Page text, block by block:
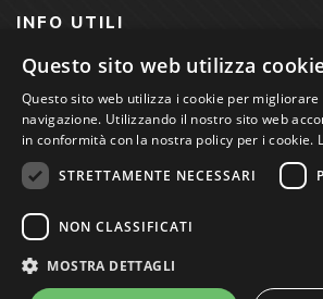
INFO UTILI
CONDIZIONI DI VENDITA
PRIVACY POLICY
COOKIE POLICY
Studio Bibliografico Scriptorium
nr. 01744000207
Questo sito web utilizza
Questo sito web utilizza i cookie per
navigazione. Utilizzando il nostro sito web
in conformità con la nostra policy per i cookie.
STRETTAMENTE NECESSARI
NON CLASSIFICATI
MOSTRA DETTAGLI